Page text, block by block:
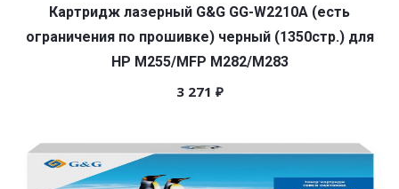
Картридж лазерный G&G GG-W2210A (есть
ограничения по прошивке) черный (1350стр.) для
HP M255/MFP M282/M283
3 271 ₽